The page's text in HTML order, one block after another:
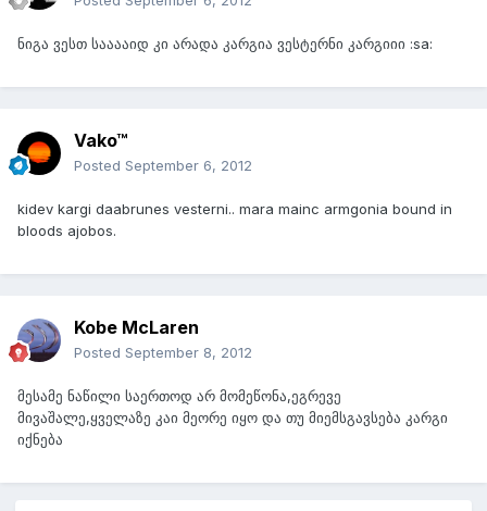
ნიგა ვესთ სააააიდ კი არადა კარგია ვესტერნი კარგიიი :sa:
Vako™
Posted September 6, 2012
kidev kargi daabrunes vesterni.. mara mainc armgonia bound in
bloods ajobos.
Kobe McLaren
Posted September 8, 2012
მესამე ნაწილი საერთოდ არ მომეწონა,ეგრევე
მივაშალე,ყველაზე კაი მეორე იყო და თუ მიემსგავსება კარგი
იქნება